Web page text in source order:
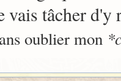
vais tâcher d'y
oublier mon